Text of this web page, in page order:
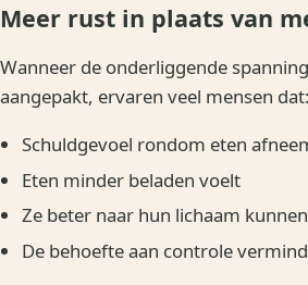
Meer rust in plaats van
Wanneer de onderliggende
aangepakt, ervaren veel mensen dat:
Schuldgevoel rondom eten
Eten minder beladen voelt
Ze beter naar hun lichaam
De behoefte aan controle